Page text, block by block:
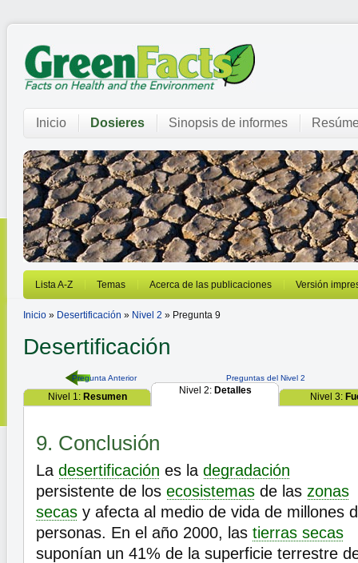
Inicio Dosieres Sinopsis de informes
Lista A-Z Temas Acerca de las publicaciones Versión
Inicio » Desertificación » Nivel 2 » Pregunta 9
Desertificación
Pregunta Anterior Preguntas del Nivel 2
Nivel 1: Resumen
Nivel 2: Detalles
Nivel 3:
9. Conclusión
La desertificación es la degradación
persistente de los ecosistemas de las zonas
secas y afecta al medio de vida de millones
personas. En el año 2000, las tierras secas
suponían un 41% de la superficie terrestre